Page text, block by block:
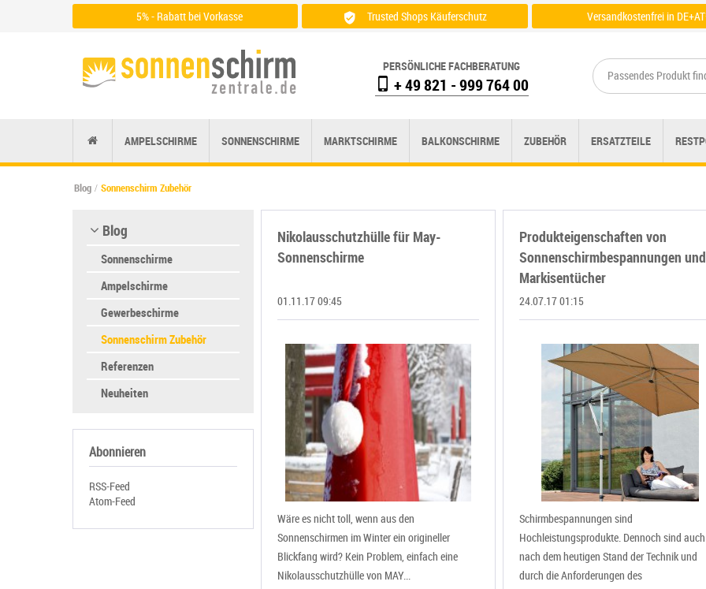
5% - Rabatt bei Vorkasse
Trusted Shops Käuferschutz
Versandkostenfrei in
PERSÖNLICHE FACHBERATUNG
+ 49 821 - 999 764 00
AMPELSCHIRME SONNENSCHIRME MARKTSCHIRME BALKONSCHIRME ZUBEHÖR ERSATZTEILE
Blog Sonnenschirm Zubehör
Blog
Sonnenschirme
Ampelschirme
Gewerbeschirme
Sonnenschirm Zubehör
Referenzen
Neuheiten
Abonnieren
RSS-Feed
Atom-Feed
Nikolausschutzhülle für May-
Sonnenschirme
01.11.17 09:45
Wäre es nicht toll, wenn aus den
Sonnenschirmen im Winter ein origineller
Blickfang wird? Kein Problem, einfach eine
Nikolausschutzhülle von MAY...
Produkteigenschaften von
Sonnenschirmbespannungen und
Markisentücher
24.07.17 01:15
Schirmbespannungen sind
Hochleistungsprodukte. Dennoch sind auch
nach dem heutigen Stand der Technik und
durch die Anforderungen des